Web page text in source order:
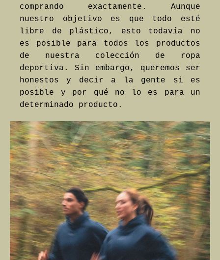
comprando exactamente. Aunque
nuestro objetivo es que todo esté
libre de plástico, esto todavía no
es posible para todos los productos
de nuestra colección de ropa
deportiva. Sin embargo, queremos ser
honestos y decir a la gente si es
posible y por qué no lo es para un
determinado producto.